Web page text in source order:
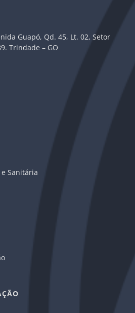
Guapó, Qd. 45, Lt. 02, Setor
Trindade – GO
Sanitária